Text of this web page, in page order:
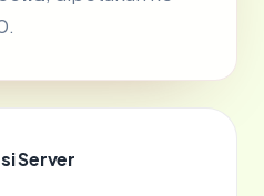
Server